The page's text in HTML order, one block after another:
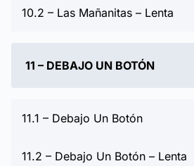
10.2 – Las Mañanitas – Lenta
11 – DEBAJO UN BOTÓN
11.1 – Debajo Un Botón
11.2 – Debajo Un Botón – Lenta